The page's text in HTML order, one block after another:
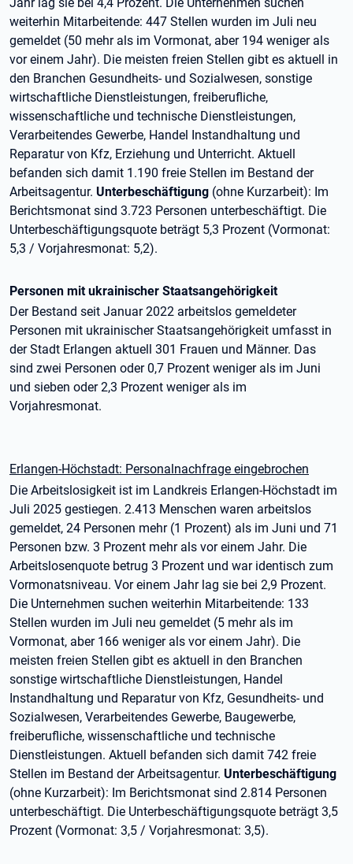
weiterhin Mitarbeitende: 447 Stellen wurden im Juli neu
gemeldet (50 mehr als im Vormonat, aber 194 weniger als
vor einem Jahr). Die meisten freien Stellen gibt es aktuell in
den Branchen Gesundheits- und Sozialwesen, sonstige
wirtschaftliche Dienstleistungen, freiberufliche,
wissenschaftliche und technische Dienstleistungen,
Verarbeitendes Gewerbe, Handel Instandhaltung und
Reparatur von Kfz, Erziehung und Unterricht. Aktuell
befanden sich damit 1.190 freie Stellen im Bestand der
Arbeitsagentur. Unterbeschäftigung (ohne Kurzarbeit): Im
Berichtsmonat sind 3.723 Personen unterbeschäftigt. Die
Unterbeschäftigungsquote beträgt 5,3 Prozent (Vormonat:
5,3 / Vorjahresmonat: 5,2).
Personen mit ukrainischer Staatsangehörigkeit
Der Bestand seit Januar 2022 arbeitslos gemeldeter
Personen mit ukrainischer Staatsangehörigkeit umfasst in
der Stadt Erlangen aktuell 301 Frauen und Männer. Das
sind zwei Personen oder 0,7 Prozent weniger als im Juni
und sieben oder 2,3 Prozent weniger als im
Vorjahresmonat.
Erlangen-Höchstadt: Personalnachfrage eingebrochen
Die Arbeitslosigkeit ist im Landkreis Erlangen-Höchstadt im
Juli 2025 gestiegen. 2.413 Menschen waren arbeitslos
gemeldet, 24 Personen mehr (1 Prozent) als im Juni und 71
Personen bzw. 3 Prozent mehr als vor einem Jahr. Die
Arbeitslosenquote betrug 3 Prozent und war identisch zum
Vormonatsniveau. Vor einem Jahr lag sie bei 2,9 Prozent.
Die Unternehmen suchen weiterhin Mitarbeitende: 133
Stellen wurden im Juli neu gemeldet (5 mehr als im
Vormonat, aber 166 weniger als vor einem Jahr). Die
meisten freien Stellen gibt es aktuell in den Branchen
sonstige wirtschaftliche Dienstleistungen, Handel
Instandhaltung und Reparatur von Kfz, Gesundheits- und
Sozialwesen, Verarbeitendes Gewerbe, Baugewerbe,
freiberufliche, wissenschaftliche und technische
Dienstleistungen. Aktuell befanden sich damit 742 freie
Stellen im Bestand der Arbeitsagentur. Unterbeschäftigung
(ohne Kurzarbeit): Im Berichtsmonat sind 2.814 Personen
unterbeschäftigt. Die Unterbeschäftigungsquote beträgt 3,5
Prozent (Vormonat: 3,5 / Vorjahresmonat: 3,5).